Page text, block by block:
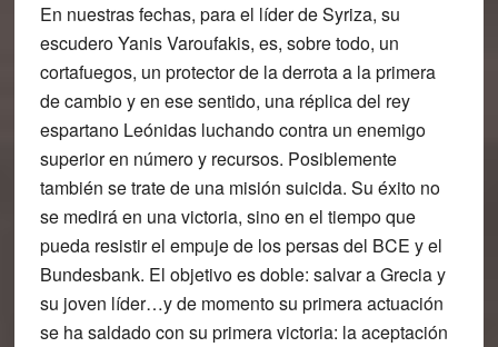
En nuestras fechas, para el líder de Syriza, su
escudero Yanis Varoufakis, es, sobre todo, un
cortafuegos, un protector de la derrota a la primera
de cambio y en ese sentido, una réplica del rey
espartano Leónidas luchando contra un enemigo
superior en número y recursos. Posiblemente
también se trate de una misión suicida. Su éxito no
se medirá en una victoria, sino en el tiempo que
pueda resistir el empuje de los persas del BCE y el
Bundesbank. El objetivo es doble: salvar a Grecia y
su joven líder…y de momento su primera actuación
se ha saldado con su primera victoria: la aceptación